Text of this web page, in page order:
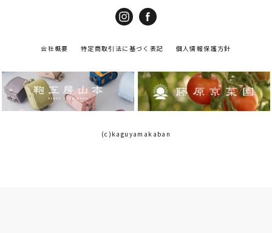
会社概要 特定商取引法に基づく表記 個人情報保護方針
(c)kaguyamakaban